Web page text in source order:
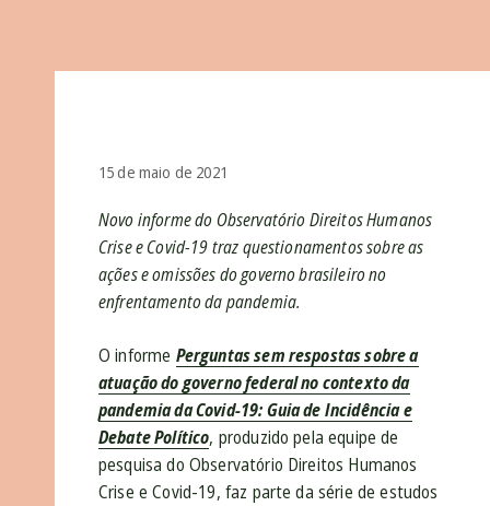
15 de maio de 2021
Novo informe do Observatório Direitos Humanos
Crise e Covid-19 traz questionamentos sobre as
ações e omissões do governo brasileiro no
enfrentamento da pandemia.
O informe Perguntas sem respostas sobre a
atuação do governo federal no contexto da
pandemia da Covid-19: Guia de Incidência e
Debate Político, produzido pela equipe de
pesquisa do Observatório Direitos Humanos
Crise e Covid-19, faz parte da série de estudos